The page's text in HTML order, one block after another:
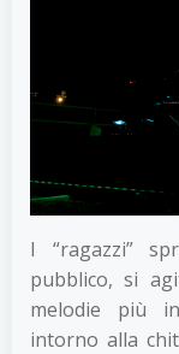
I “ragazzi”
pubblico, si
melodie più
intorno alla